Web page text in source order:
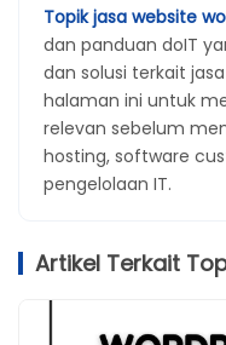
Topik jasa website
dan panduan doIT
dan solusi terkait
halaman ini untuk
relevan sebelum
hosting, software
pengelolaan IT.
Artikel Terkait